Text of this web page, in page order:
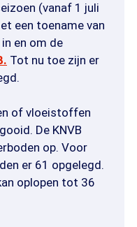
(vanaf 1 juli
een toename van
en om de
Tot nu toe zijn er
of vloeistoffen
De KNVB
op. Voor
er 61 opgelegd.
oplopen tot 36